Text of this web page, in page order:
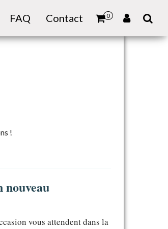
0
FAQ Contact
!
nouveau
vous attendent dans la